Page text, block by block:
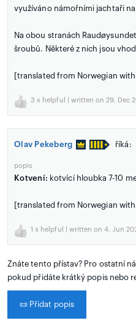
využíváno námořními jachtaři
Na obou stranách
šroubů. Některé z nich jsou
[translated from Norwegian with
3 x helpful | written on 29. Dec
Olav Pekeberg říká:
popis
Kotvení: kotvící hloubka 7-10
[translated from Norwegian with
1 x helpful | written on 4. Jun
Znáte tento přístav? Pro ostatní
pokud přidáte krátký popis nebo
📜 Přidat popis